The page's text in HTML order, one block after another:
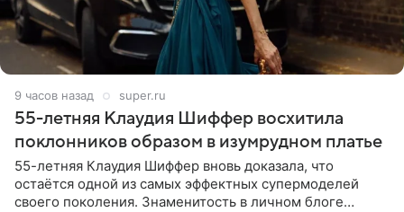
9 часов назад super.ru
55-летняя Клаудия Шиффер восхитила
поклонников образом в изумрудном платье
55-летняя Клаудия Шиффер вновь доказала, что
остаётся одной из самых эффектных супермоделей
своего поколения. Знаменитость в личном блоге